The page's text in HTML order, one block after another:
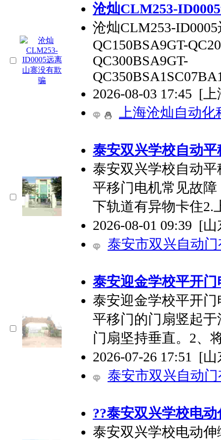
沧灿CLM253-
沧灿CLM253-
QC150BSA9GT-
QC300BSA9GT-
2026-08-03 17:45 [上
上海沧灿自动
泰安双兴学校自动
泰安双兴学校自动
平移门电机常见故
下轨道有异物卡住2.
2026-08-01 09:39 [山
泰安市双兴自动
泰安迎金学校平开
泰安迎金学校平开
平移门的门扇竖起
门扇坚持垂直。2、
2026-07-26 17:51 [山
泰安市双兴自动
??泰安双兴学校电
泰安双兴学校电动